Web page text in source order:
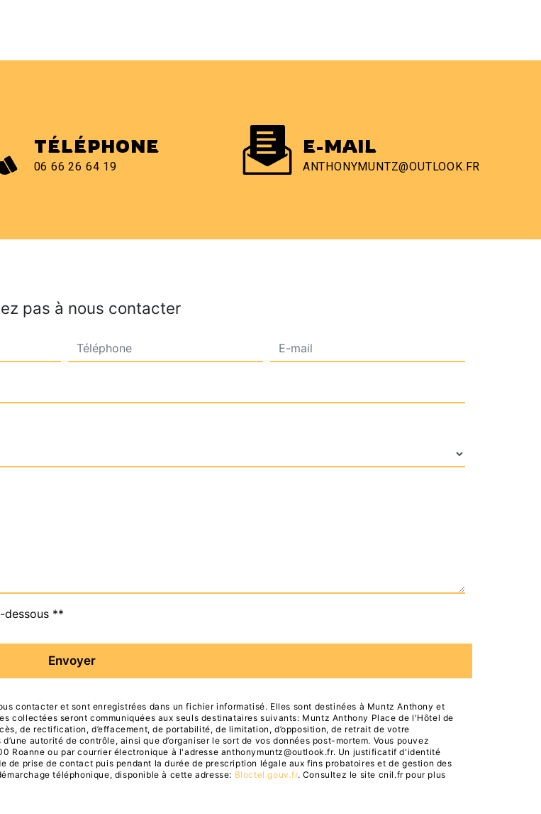
TÉLÉPHONE
06 66 26 64 19
E-MAIL
ANTHONYMUNTZ@OUTLOOK.FR
pas à nous contacter
dessous **
Envoyer
contacter et sont enregistrées dans un fichier informatisé. Elles sont destinées à Muntz Anthony et
collectées seront communiquées aux seuls destinataires suivants: Muntz Anthony Place de l'Hôtel de
de rectification, d’effacement, de portabilité, de limitation, d’opposition, de retrait de votre
autorité de contrôle, ainsi que d’organiser le sort de vos données post-mortem. Vous pouvez
Roanne ou par courrier électronique à l'adresse anthonymuntz@outlook.fr. Un justificatif d'identité
de prise de contact puis pendant la durée de prescription légale aux fins probatoires et de gestion des
téléphonique, disponible à cette adresse: Bloctel.gouv.fr. Consultez le site cnil.fr pour plus